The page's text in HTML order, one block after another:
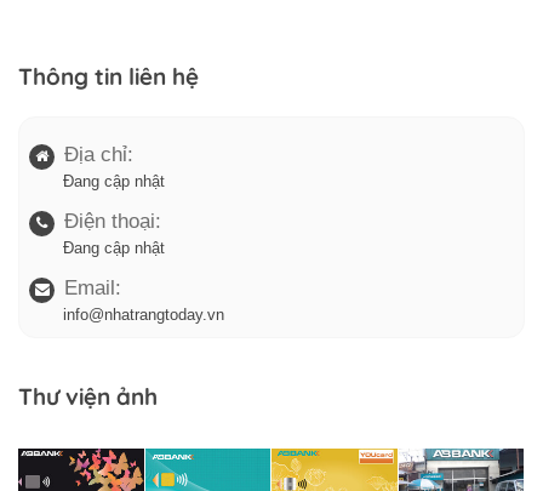
Thông tin liên hệ
Địa chỉ:
Đang cập nhật
Điện thoại:
Đang cập nhật
Email:
info@nhatrangtoday.vn
Thư viện ảnh